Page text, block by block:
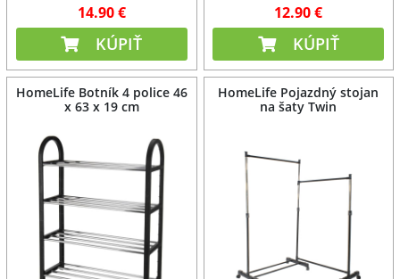
14.90 €
KÚPIŤ
12.90 €
KÚPIŤ
HomeLife Botník 4 police 46
x 63 x 19 cm
HomeLife Pojazdný stojan
na šaty Twin